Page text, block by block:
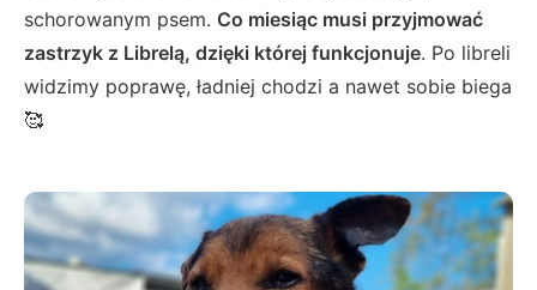
schorowanym psem. Co miesiąc musi przyjmować
zastrzyk z Librelą, dzięki której funkcjonuje. Po libreli
widzimy poprawę, ładniej chodzi a nawet sobie biega
🥰